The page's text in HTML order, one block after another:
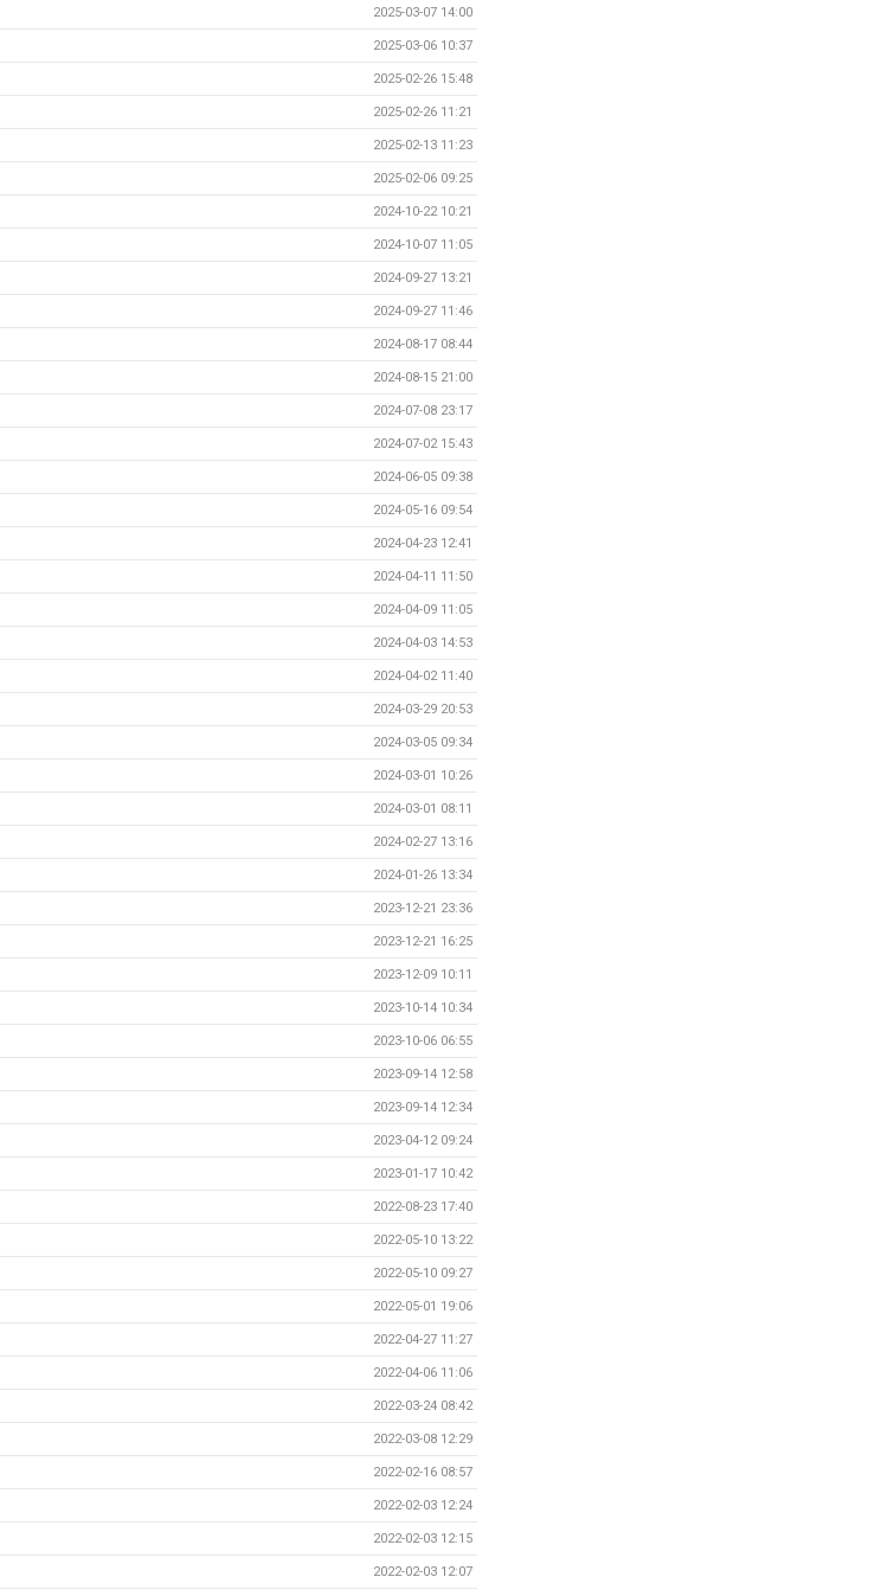
2025-03-07 14:00
2025-03-06 10:37
2025-02-26 15:48
2025-02-26 11:21
2025-02-13 11:23
2025-02-06 09:25
2024-10-22 10:21
2024-10-07 11:05
2024-09-27 13:21
2024-09-27 11:46
2024-08-17 08:44
2024-08-15 21:00
2024-07-08 23:17
2024-07-02 15:43
2024-06-05 09:38
2024-05-16 09:54
2024-04-23 12:41
2024-04-11 11:50
2024-04-09 11:05
2024-04-03 14:53
2024-04-02 11:40
2024-03-29 20:53
2024-03-05 09:34
2024-03-01 10:26
2024-03-01 08:11
2024-02-27 13:16
2024-01-26 13:34
2023-12-21 23:36
2023-12-21 16:25
2023-12-09 10:11
2023-10-14 10:34
2023-10-06 06:55
2023-09-14 12:58
2023-09-14 12:34
2023-04-12 09:24
2023-01-17 10:42
2022-08-23 17:40
2022-05-10 13:22
2022-05-10 09:27
2022-05-01 19:06
2022-04-27 11:27
2022-04-06 11:06
2022-03-24 08:42
2022-03-08 12:29
2022-02-16 08:57
2022-02-03 12:24
2022-02-03 12:15
2022-02-03 12:07